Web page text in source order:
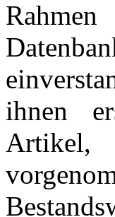
ihnen
Artikel,